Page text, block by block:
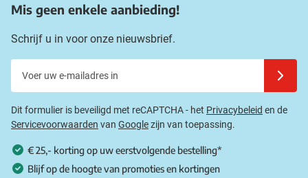
Mis geen enkele aanbieding!
Schrijf u in voor onze nieuwsbrief.
Dit formulier is beveiligd met reCAPTCHA - het Privacybeleid en de
Servicevoorwaarden van Googlezijn van toepassing.
€ 25,- korting op uw eerstvolgende bestelling*
Blijf op de hoogte van promoties en kortingen